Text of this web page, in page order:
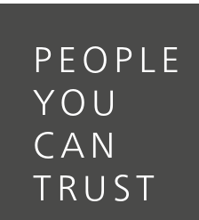
PEOPLE
YOU
CAN
TRUST